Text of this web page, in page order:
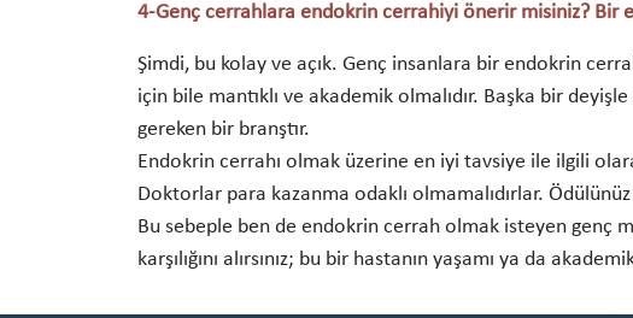
4-Genç cerrahlara endokrin cerrahiyi önerir misiniz? Bir
Şimdi, bu kolay ve açık. Genç insanlara bir endokrin
için bile mantıklı ve akademik olmalıdır. Başka bir
gereken bir branştır.
Endokrin cerrahı olmak üzerine en iyi tavsiye ile ilgili
Doktorlar para kazanma odaklı olmamalıdırlar.
Bu sebeple ben de endokrin cerrah olmak isteyen genç
karşılığını alırsınız; bu bir hastanın yaşamı ya da